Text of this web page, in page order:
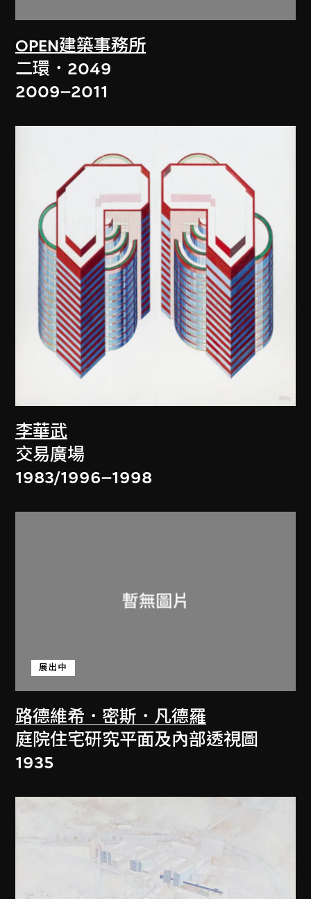
OPEN建築事務所
二環．2049
2009–2011
李華武
交易廣場
1983/1996–1998
路德維希．密斯．凡德羅
展出中
庭院住宅研究平面及內部透視圖
1935